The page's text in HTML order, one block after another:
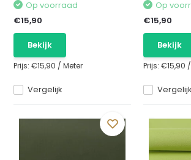
Vergelijk
Op voorraad
€15,90
Bekijk
Prijs:€15,90 /Meter
Vergelijk
Op
€15,90
Bekijk
Prijs: €15,90 /